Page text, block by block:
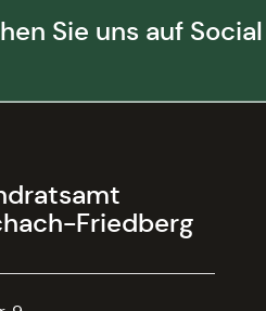
Sie uns auf
Friedberg